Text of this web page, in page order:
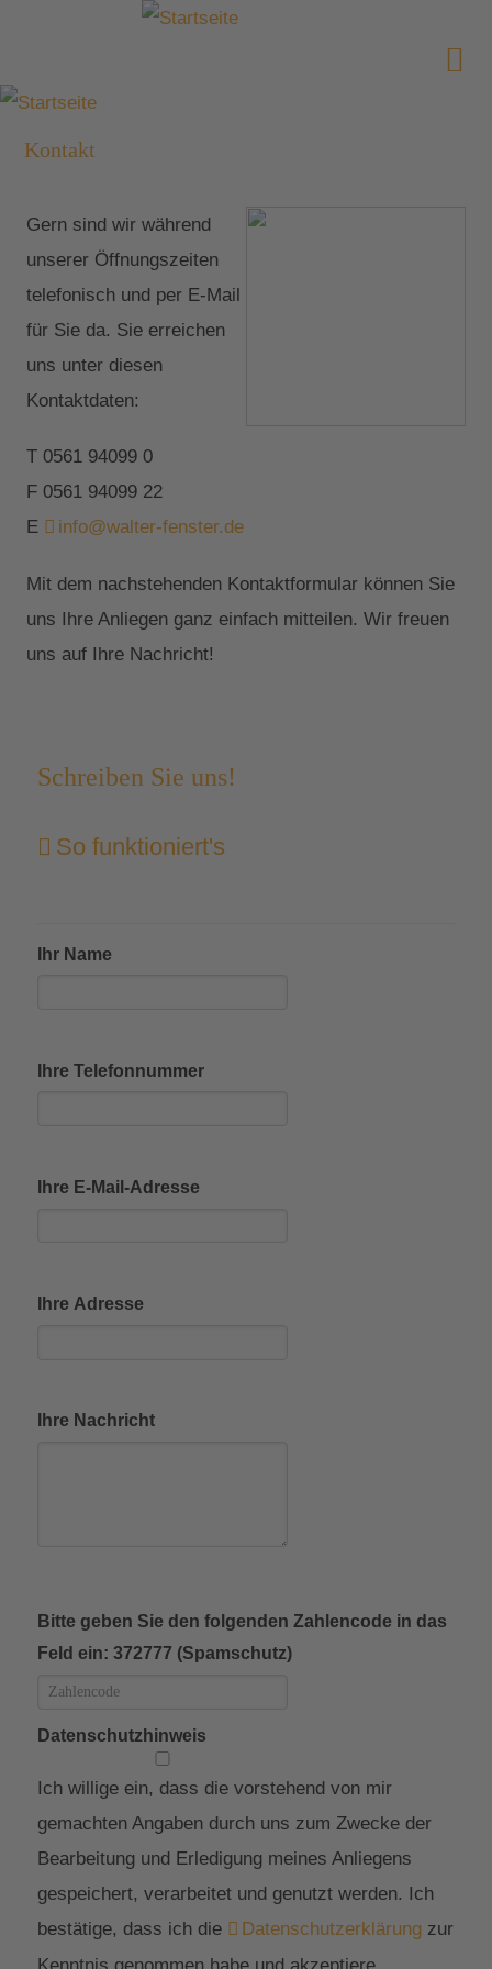
Kontakt
Gern sind wir während
unserer Öffnungszeiten
telefonisch und per E-Mail
für Sie da. Sie erreichen
uns unter diesen
Kontaktdaten:
T 0561 94099 0
F 0561 94099 22
E
info@walter-fenster.de
Mit dem nachstehenden Kontaktformular können Sie
uns Ihre Anliegen ganz einfach mitteilen. Wir freuen
uns auf Ihre Nachricht!
Schreiben Sie uns!
So funktioniert's
Ihr Name
Ihre Telefonnummer
Ihre E-Mail-Adresse
Ihre Adresse
Ihre Nachricht
Bitte geben Sie den folgenden Zahlencode in das
Feld ein: 372777 (Spamschutz)
Datenschutzhinweis
Ich willige ein, dass die vorstehend von mir
gemachten Angaben durch uns zum Zwecke der
Bearbeitung und Erledigung meines Anliegens
gespeichert, verarbeitet und genutzt werden. Ich
bestätige, dass ich die
Datenschutzerklärung zur